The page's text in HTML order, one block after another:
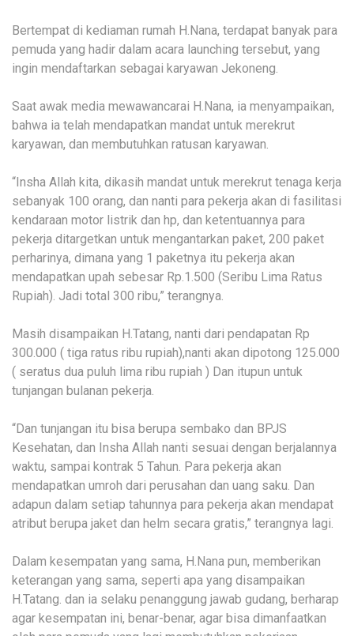
Bertempat di kediaman rumah H.Nana, terdapat banyak para
pemuda yang hadir dalam acara launching tersebut, yang
ingin mendaftarkan sebagai karyawan Jekoneng.
Saat awak media mewawancarai H.Nana, ia menyampaikan,
bahwa ia telah mendapatkan mandat untuk merekrut
karyawan, dan membutuhkan ratusan karyawan.
“Insha Allah kita, dikasih mandat untuk merekrut tenaga kerja
sebanyak 100 orang, dan nanti para pekerja akan di fasilitasi
kendaraan motor listrik dan hp, dan ketentuannya para
pekerja ditargetkan untuk mengantarkan paket, 200 paket
perharinya, dimana yang 1 paketnya itu pekerja akan
mendapatkan upah sebesar Rp.1.500 (Seribu Lima Ratus
Rupiah). Jadi total 300 ribu,” terangnya.
Masih disampaikan H.Tatang, nanti dari pendapatan Rp
300.000 ( tiga ratus ribu rupiah),nanti akan dipotong 125.000
( seratus dua puluh lima ribu rupiah ) Dan itupun untuk
tunjangan bulanan pekerja.
“Dan tunjangan itu bisa berupa sembako dan BPJS
Kesehatan, dan Insha Allah nanti sesuai dengan berjalannya
waktu, sampai kontrak 5 Tahun. Para pekerja akan
mendapatkan umroh dari perusahan dan uang saku. Dan
adapun dalam setiap tahunnya para pekerja akan mendapat
atribut berupa jaket dan helm secara gratis,” terangnya lagi.
Dalam kesempatan yang sama, H.Nana pun, memberikan
keterangan yang sama, seperti apa yang disampaikan
H.Tatang. dan ia selaku penanggung jawab gudang, berharap
agar kesempatan ini, benar-benar, agar bisa dimanfaatkan